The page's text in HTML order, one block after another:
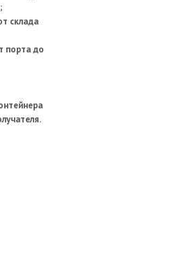
склада
порта до